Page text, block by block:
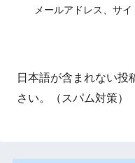
メールアドレス、サイ
日本語が含まれない投
さい。（スパム対策）